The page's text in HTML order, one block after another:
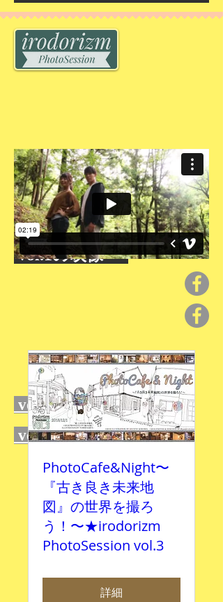
​イベント開催暦
vol.1の映像 ☞
vol.2のメンバー発信
vol.3のメンバー発信
PhotoCafe&Night〜
『古き良き未来地
図』の世界を撮ろ
う！〜★irodorizm
PhotoSession vol.3
詳細